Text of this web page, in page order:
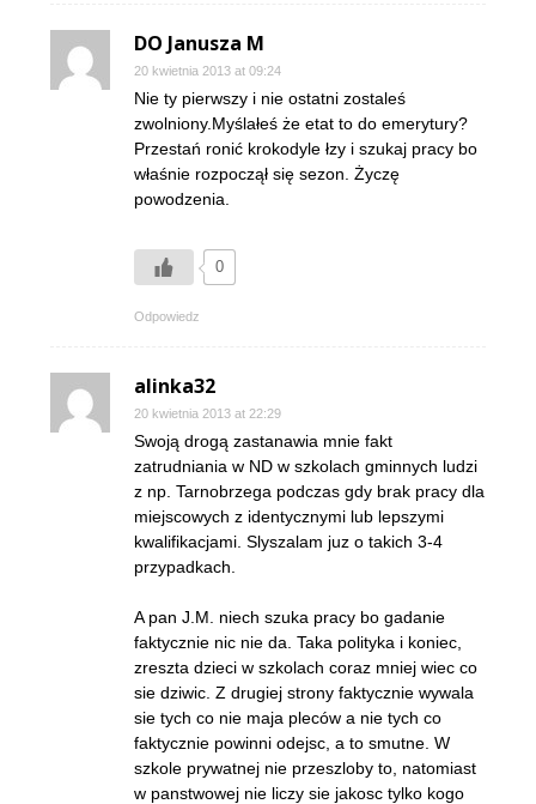
DO Janusza M
20 kwietnia 2013 at 09:24
Nie ty pierwszy i nie ostatni zostaleś
zwolniony.Myślałeś że etat to do emerytury?
Przestań ronić krokodyle łzy i szukaj pracy bo
właśnie rozpoczął się sezon. Życzę
powodzenia.
0
Odpowiedz
alinka32
20 kwietnia 2013 at 22:29
Swoją drogą zastanawia mnie fakt
zatrudniania w ND w szkolach gminnych ludzi
z np. Tarnobrzega podczas gdy brak pracy dla
miejscowych z identycznymi lub lepszymi
kwalifikacjami. Slyszalam juz o takich 3-4
przypadkach.
A pan J.M. niech szuka pracy bo gadanie
faktycznie nic nie da. Taka polityka i koniec,
zreszta dzieci w szkolach coraz mniej wiec co
sie dziwic. Z drugiej strony faktycznie wywala
sie tych co nie maja pleców a nie tych co
faktycznie powinni odejsc, a to smutne. W
szkole prywatnej nie przeszloby to, natomiast
w panstwowej nie liczy sie jakosc tylko kogo